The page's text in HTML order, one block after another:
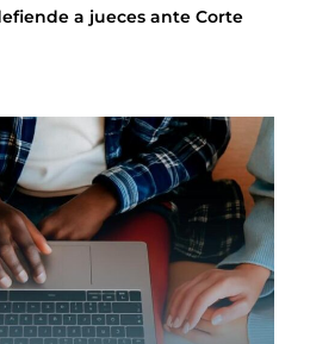
a jueces ante Corte